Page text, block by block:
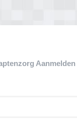
Aanmelden